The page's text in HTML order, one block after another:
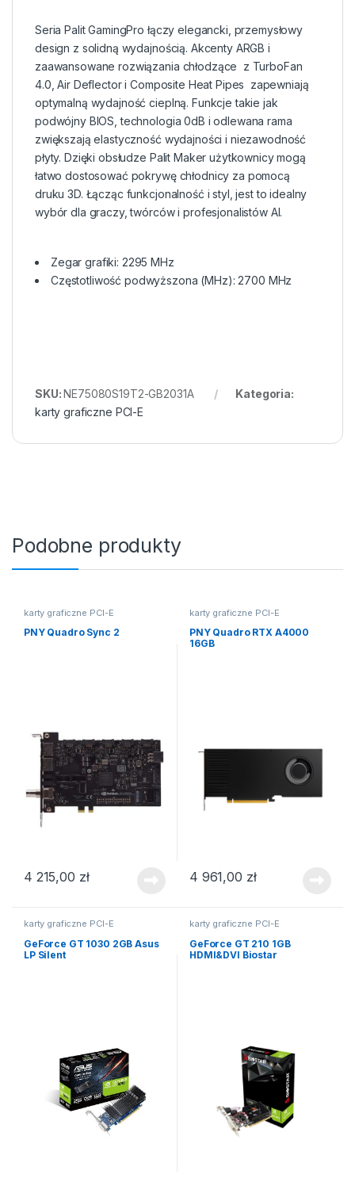
Seria Palit GamingPro łączy elegancki, przemysłowy
design z solidną wydajnością. Akcenty ARGB i
zaawansowane rozwiązania chłodzące  z TurboFan
4.0, Air Deflector i Composite Heat Pipes  zapewniają
optymalną wydajność cieplną. Funkcje takie jak
podwójny BIOS, technologia 0dB i odlewana rama
zwiększają elastyczność wydajności i niezawodność
płyty. Dzięki obsłudze Palit Maker użytkownicy mogą
łatwo dostosować pokrywę chłodnicy za pomocą
druku 3D. Łącząc funkcjonalność i styl, jest to idealny
wybór dla graczy, twórców i profesjonalistów AI.
Zegar grafiki: 2295 MHz
Częstotliwość podwyższona (MHz): 2700 MHz
SKU:NE75080S19T2-GB2031A
Kategoria:
karty graficzne PCI-E
Podobne produkty
karty graficzne PCI-E
PNY Quadro Sync 2
4 215,00 zł
karty graficzne PCI-E
PNY Quadro RTX A4000
16GB
4 961,00 zł
karty graficzne PCI-E
GeForce GT 1030 2GB Asus
LP Silent
karty graficzne PCI-E
GeForce GT 210 1GB
HDMI&DVI Biostar